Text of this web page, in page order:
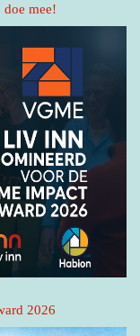
mee!
2026